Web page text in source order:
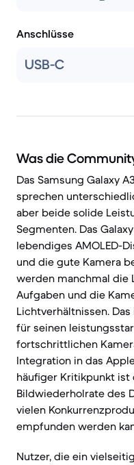
Anschlüsse
USB-C
Was die
Das Samsung Galaxy
sprechen
aber beide solide
Segmenten. Das
lebendiges AMOLED-
und die gute Kamera
werden manchmal die
Aufgaben und die
Lichtverhältnissen.
für seinen
fortschrittlichen
Integration in das
häufiger Kritikpunkt ist
Bildwiederholrate des
vielen
empfunden werden
Nutzer, die ein